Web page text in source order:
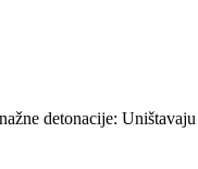
detonacije: